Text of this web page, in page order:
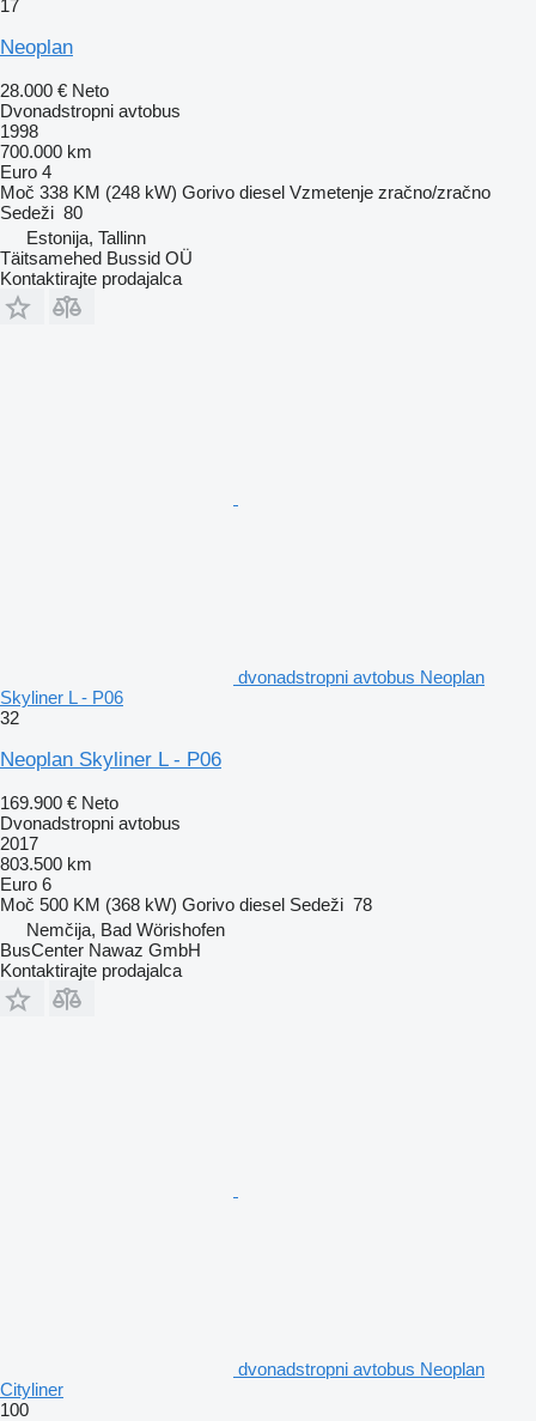
17
Neoplan
28.000 € Neto
Dvonadstropni avtobus
1998
700.000 km
Euro 4
Moč 338 KM (248 kW) Gorivo diesel Vzmetenje zračno/zračno
Sedeži 80
Estonija, Tallinn
Täitsamehed Bussid OÜ
Kontaktirajte prodajalca
dvonadstropni avtobus Neoplan
Skyliner L - P06
32
Neoplan Skyliner L - P06
169.900 € Neto
Dvonadstropni avtobus
2017
803.500 km
Euro 6
Moč 500 KM (368 kW) Gorivo diesel Sedeži 78
Nemčija, Bad Wörishofen
BusCenter Nawaz GmbH
Kontaktirajte prodajalca
dvonadstropni avtobus Neoplan
Cityliner
100